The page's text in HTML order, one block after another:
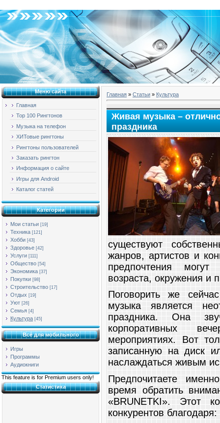
Меню сайта
Главная
Top 100 Рингтонов
Музыка на телефон
ХИТовые рингтоны
Рингтоны пользователей
Заказать рингтон
Информация о сайте
Игры для Android
Каталог статей
Категории
Мои статьи [19]
Техника [121]
Хобби [43]
Здоровье [42]
Услуги [111]
Общество [54]
Экономика [37]
Покупки [98]
Строительство [17]
Отдых [19]
Уют [26]
Семья [4]
Культура [45]
Всё для мобильного
Игры
Программы
Аудиокниги
This feature is for Premium users only!
Статистика
Главная » Статьи » Культура
Живая музыка –
праздника
существуют
жанров, артистов и
предпочтения
возраста, окружения и
Поговорить же
музыка является
праздника. Она
корпоративных
мероприятиях. Вот
записанную на диск
наслаждаться живым
Предпочитаете
время обратить
«BRUNETKI». Этот
конкурентов благодаря: